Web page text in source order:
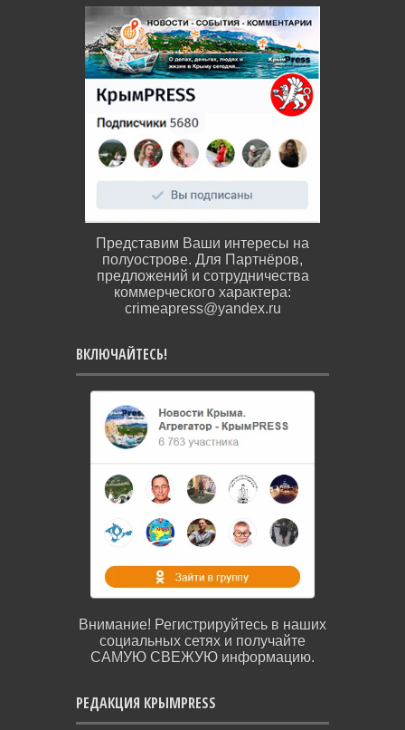
Представим Ваши интересы на
полуострове. Для Партнёров,
предложений и сотрудничества
коммерческого характера:
crimeapress@yandex.ru
ВКЛЮЧАЙТЕСЬ!
Внимание! Регистрируйтесь в наших
социальных сетях и получайте
САМУЮ СВЕЖУЮ информацию.
РЕДАКЦИЯ КРЫМPRESS